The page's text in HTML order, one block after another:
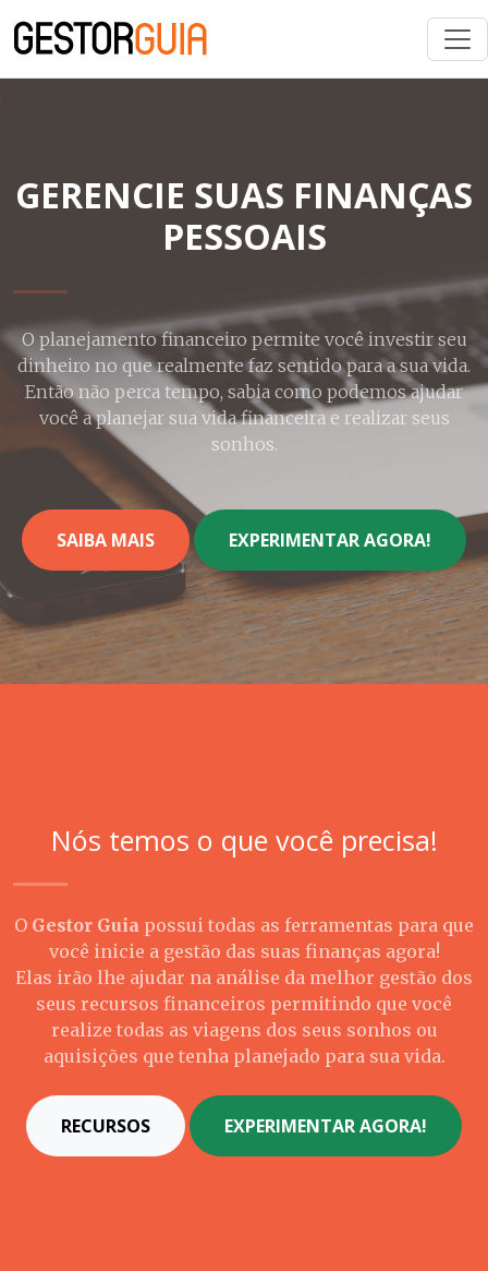
GERENCIE SUAS FINANÇAS
PESSOAIS
O planejamento financeiro permite você investir seu
dinheiro no que realmente faz sentido para a sua vida.
Então não perca tempo, sabia como podemos ajudar
você a planejar sua vida financeira e realizar seus
sonhos.
SAIBA MAIS EXPERIMENTAR AGORA!
Nós temos o que você precisa!
O Gestor Guia possui todas as ferramentas para que
você inicie a gestão das suas finanças agora!
Elas irão lhe ajudar na análise da melhor gestão dos
seus recursos financeiros permitindo que você
realize todas as viagens dos seus sonhos ou
aquisições que tenha planejado para sua vida.
RECURSOS EXPERIMENTAR AGORA!